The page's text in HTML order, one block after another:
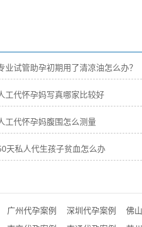
业试管助孕初期用了清凉油怎么办？
工代怀孕妈写真哪家比较好
工代怀孕妈腹围怎么测量
天私人代生孩子贫血怎么办
广州代孕案例 深圳代孕案例 佛